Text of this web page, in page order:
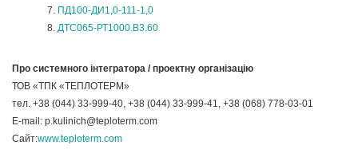
ПД100-ДИ1,0-111-1,0
ДТС065-РТ1000.В3.60
Про системного інтегратора / проектну організацію
ТОВ «ТПК «ТЕПЛОТЕРМ»
тел. +38 (044) 33-999-40, +38 (044) 33-999-41, +38 (068) 778-03-01
E-mail: p.kulinich@teploterm.com
Сайт:www.teploterm.com